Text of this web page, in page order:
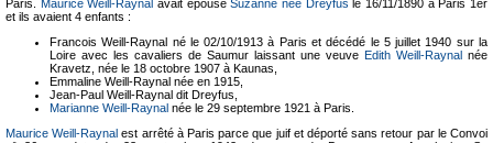
Paris. Maurice Weill-Raynal avait épouséSuzanne née Dreyfus le 16/11/1890 à Paris 1er
et ils avaient 4 enfants :
Francois Weill-Raynal né le 02/10/1913 à Paris et décédé le 5 juillet 1940 sur la
Loire avec les cavaliers de Saumur laissant une veuve Edith Weill-Raynal née
Kravetz, née le 18 octobre 1907 à Kaunas
Emmaline Weill-Raynal née en 1915,
Jean-Paul Weill-Raynal dit Dreyfus,
Marianne Weill-Raynal née le 29 septembre 1921 à Paris.
Maurice Weill-Raynal est arrêté à Paris parce que juif et déporté sans retour par le Convoi